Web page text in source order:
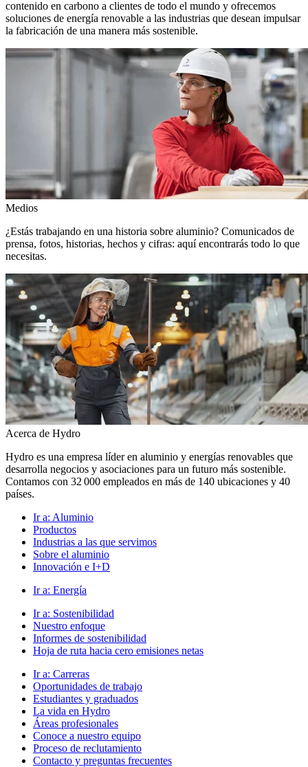
contenido en carbono a clientes de todo el mundo y ofrecemos
soluciones de energía renovable a las industrias que desean impulsar
la fabricación de una manera más sostenible.
Medios
¿Estás trabajando en una historia sobre aluminio? Comunicados de
prensa, fotos, historias, hechos y cifras: aquí encontrarás todo lo que
necesitas.
Acerca de Hydro
Hydro es una empresa líder en aluminio y energías renovables que
desarrolla negocios y asociaciones para un futuro más sostenible.
Contamos con 32 000 empleados en más de 140 ubicaciones y 40
países.
Ir a: Aluminio
Productos
Industrias a las que servimos
Sobre el aluminio
Innovación e I+D
Ir a: Energía
Ir a: Sostenibilidad
Nuestro enfoque
Informes de sostenibilidad
Hoja de ruta hacia cero emisiones netas
Ir a: Carreras
Oportunidades de trabajo
Estudiantes y graduados
La vida en Hydro
Áreas profesionales
Conoce a nuestro equipo
Proceso de reclutamiento
Contacto y preguntas frecuentes